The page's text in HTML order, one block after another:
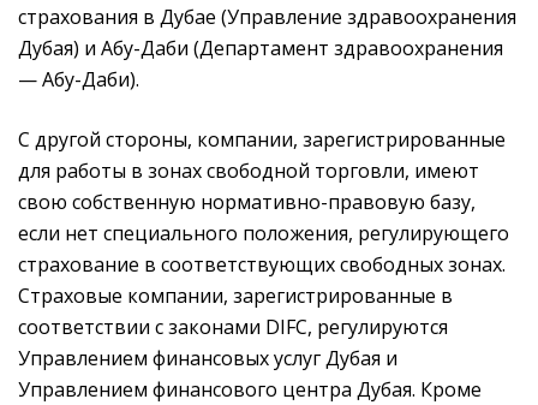
страхования в Дубае (Управление здравоохранения
Дубая) и Абу-Даби (Департамент здравоохранения
— Абу-Даби).
С другой стороны, компании, зарегистрированные
для работы в зонах свободной торговли, имеют
свою собственную нормативно-правовую базу,
если нет специального положения, регулирующего
страхование в соответствующих свободных зонах.
Страховые компании, зарегистрированные в
соответствии с законами DIFC, регулируются
Управлением финансовых услуг Дубая и
Управлением финансового центра Дубая. Кроме